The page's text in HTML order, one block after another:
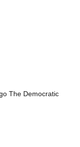
The Democratic